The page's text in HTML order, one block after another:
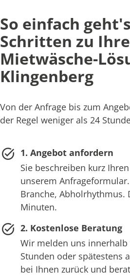
So einfach
Schritten zu
Mietwäsche-
Klingenberg
Von der Anfrage bis zum
der Regel weniger als 24
1. Angebot anfordern
Sie beschreiben kurz
unserem
Branche, Abholrhythmus.
Minuten.
2. Kostenlose Beratung
Wir melden uns innerhalb
Stunden oder spätestens
bei Ihnen zurück und